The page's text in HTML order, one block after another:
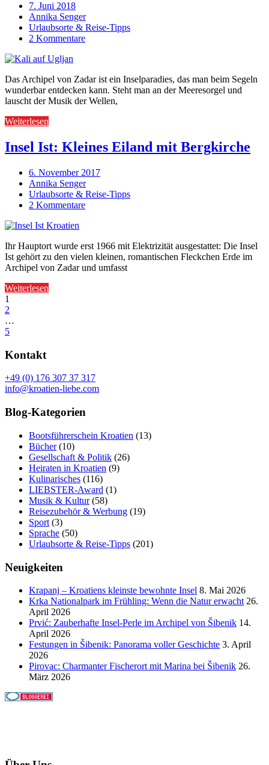
7. Juni 2018
Annika Senger
Urlaubsorte & Reise-Tipps
2 Kommentare
Das Archipel von Zadar ist ein Inselparadies, das man beim Segeln
wunderbar entdecken kann. Steht man an der Meeresorgel und
lauscht der Musik der Wellen,
Weiterlesen
Insel Ist: Kleines Eiland mit Bergkirche
6. November 2017
Annika Senger
Urlaubsorte & Reise-Tipps
2 Kommentare
Ihr Hauptort wurde erst 1966 mit Elektrizität ausgestattet: Die Insel
Ist gehört zu den vielen kleinen, romantischen Fleckchen Erde im
Archipel von Zadar und umfasst
Weiterlesen
1
2
…
5
Kontakt
+49 (0) 176 307 37 317
info@kroatien-liebe.com
Blog-Kategorien
Bootsführerschein Kroatien (13)
Bücher(10)
Gesellschaft & Politik (26)
Heiraten in Kroatien (9)
Kulinarisches (116)
LIEBSTER-Award (1)
Musik & Kultur(58)
Reisezubehör & Werbung (19)
Sport (3)
Sprache (50)
Urlaubsorte & Reise-Tipps (201)
Neuigkeiten
Krapanj – Kroatiens kleinste bewohnte Insel 8. Mai 2026
Krka Nationalpark im Frühling: Wenn die Natur erwacht 26.
April 2026
Prvić: Zauberhafte Insel-Perle im Archipel von Šibenik 14.
April 2026
Festungen in Šibenik: Panorama voller Geschichte 3. April
2026
Pirovac: Charmanter Fischerort mit Marina bei Šibenik 26.
März 2026